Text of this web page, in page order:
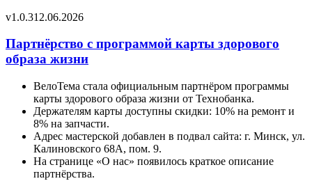
v1.0.312.06.2026
Партнёрство с программой карты здорового
образа жизни
ВелоТема стала официальным партнёром программы
карты здорового образа жизни от Технобанка.
Держателям карты доступны скидки: 10% на ремонт и
8% на запчасти.
Адрес мастерской добавлен в подвал сайта: г. Минск, ул.
Калиновского 68А, пом. 9.
На странице «О нас» появилось краткое описание
партнёрства.